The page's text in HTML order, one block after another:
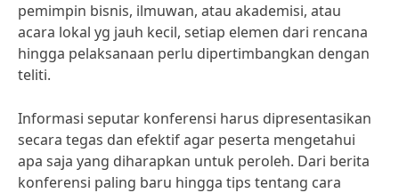
pemimpin bisnis, ilmuwan, atau akademisi, atau
acara lokal yg jauh kecil, setiap elemen dari rencana
hingga pelaksanaan perlu dipertimbangkan dengan
teliti.
Informasi seputar konferensi harus dipresentasikan
secara tegas dan efektif agar peserta mengetahui
apa saja yang diharapkan untuk peroleh. Dari berita
konferensi paling baru hingga tips tentang cara